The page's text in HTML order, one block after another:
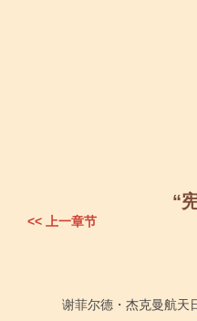
“
<< 上一章节
“宪法
谢菲尔德・杰克曼航天日